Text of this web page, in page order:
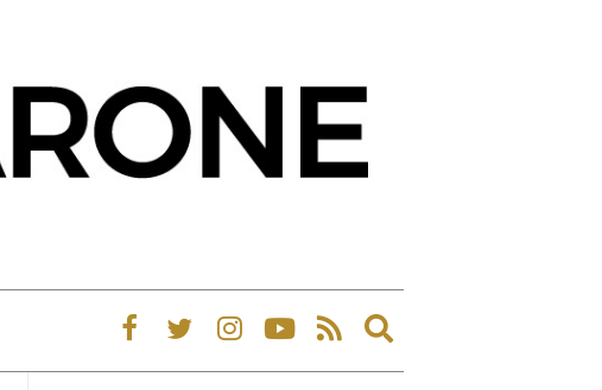
Expand
search